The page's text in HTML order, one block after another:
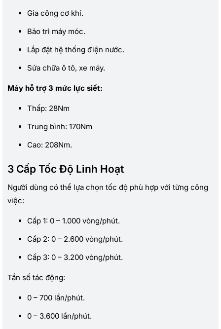
Gia công cơ khí.
Bảo trì máy móc.
Lắp đặt hệ thống điện nước.
Sửa chữa ô tô, xe máy.
Máy hỗ trợ 3 mức lực siết:
Thấp: 28Nm
Trung bình: 170Nm
Cao: 208Nm.
3 Cấp Tốc Độ Linh Hoạt
Người dùng có thể lựa chọn tốc độ phù hợp với từng công
việc:
Cấp 1: 0 – 1.000 vòng/phút.
Cấp 2: 0 – 2.600 vòng/phút.
Cấp 3: 0 – 3.200 vòng/phút.
Tần số tác động:
0 – 700 lần/phút.
0 – 3.600 lần/phút.